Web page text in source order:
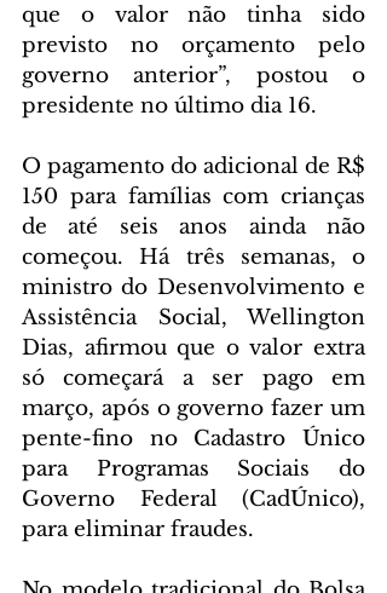
que o valor não tinha sido
previsto no orçamento pelo
governo anterior”, postou o
presidente no último dia 16.
O pagamento do adicional de R$
150 para famílias com crianças
de até seis anos ainda não
começou. Há três semanas, o
ministro do Desenvolvimento e
Assistência Social, Wellington
Dias, afirmou que o valor extra
só começará a ser pago em
março, após o governo fazer um
pente-fino no Cadastro Único
para Programas Sociais do
Governo Federal (CadÚnico),
para eliminar fraudes.